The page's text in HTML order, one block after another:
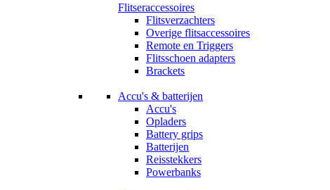
Flitseraccessoires
Flitsverzachters
Overige flitsaccessoires
Remote en Triggers
Flitsschoen adapters
Brackets
Accu's & batterijen
Accu's
Opladers
Battery grips
Batterijen
Reisstekkers
Powerbanks